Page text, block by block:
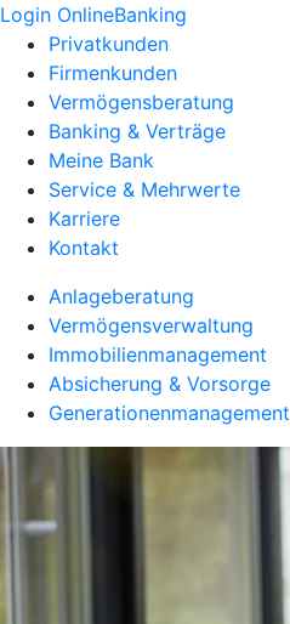
Login OnlineBanking
Privatkunden
Firmenkunden
Vermögensberatung
Banking & Verträge
Meine Bank
Service & Mehrwerte
Karriere
Kontakt
Anlageberatung
Vermögensverwaltung
Immobilienmanagement
Absicherung & Vorsorge
Generationenmanagement